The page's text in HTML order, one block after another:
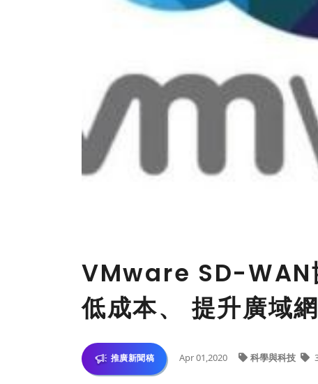
VMware SD-WAN
低成本、 提升廣域
推廣新聞稿 Apr 01,2020 科學與科技